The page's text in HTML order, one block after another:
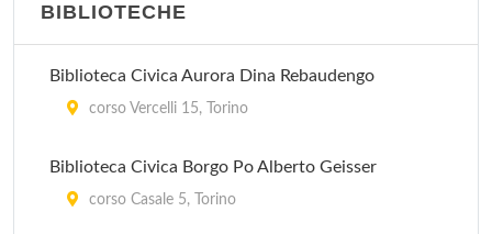
BIBLIOTECHE
Biblioteca Civica Aurora Dina Rebaudengo
corso Vercelli 15, Torino
Biblioteca Civica Borgo Po Alberto Geisser
corso Casale 5, Torino